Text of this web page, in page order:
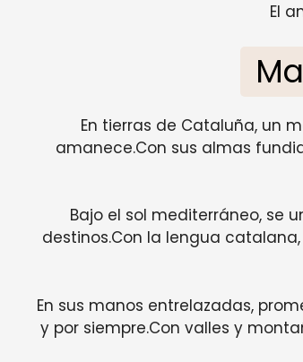
El
En tierras de Cataluña, un
amanece.Con sus almas
Bajo el sol mediterráneo, se
destinos.Con la lengua
En sus manos entrelazadas,
y por siempre.Con valles y